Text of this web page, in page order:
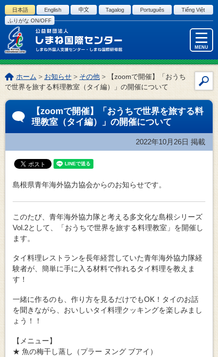
このページの本文へ
日本語 English 中文 Tagalog Português
Tiếng Việt
ふりがな ON/OFF
MENU
イ
索
こ
の
ペ
ホーム > お知らせ > その他>【zoomで開催】「おうち
で世界を旅する料理教室（タイ編）」の開催について
【zoomで開催】「おうちで世界を旅する料
理教室（タイ編）」の開催について
2022年10月26日 掲載
島根県青年海外協力協会からのお知らせです。
このたび、青年海外協力隊と考える多文化な島根シリーズ
Vol.2として、「おうちで世界を旅する料理教室」を開催し
ます。
タイ料理レストランを長年経営していた青年海外協力隊経
験者が、簡単に手に入る材料で作れるタイ料理を教えま
す！
一緒に作るのも、作り方を見るだけでもOK！タイのお話
を聞きながら、おいしいタイ料理クッキングを楽しみまし
ょう！！
【メニュー】
★ 魚の梅干し蒸し（プラー ヌング ブアイ）